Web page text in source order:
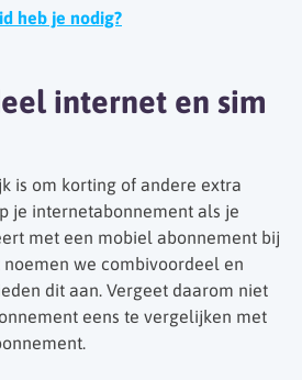
heb je nodig?
internet en sim
is om korting of andere extra
je internetabonnement als je
met een mobiel abonnement bij
we combivoordeel en
dit aan. Vergeet daarom niet
eens te vergelijken met